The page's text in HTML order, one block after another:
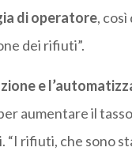
di operatore, così
dei rifiuti”.
e
aumentare il
“I rifiuti, che sono